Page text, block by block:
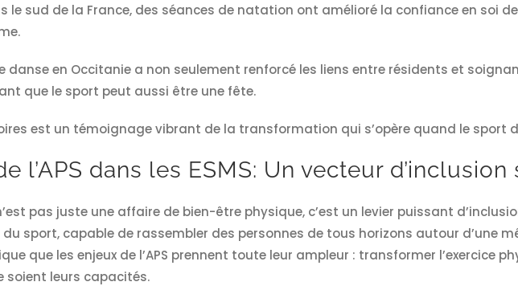
le sud de la France, des séances de natation ont amélioré la confiance en soi
danse en Occitanie a non seulement renforcé les liens entre résidents et
que le sport peut aussi être une fête.
est un témoignage vibrant de la transformation qui s’opère quand le sport
l’APS dans les ESMS: Un vecteur
n’est pas juste une affaire de bien-être physique, c’est un levier puissant
sport, capable de rassembler des personnes de tous horizons autour d’une
que les enjeux de l’APS prennent toute leur ampleur : transformer l’exercice
soient leurs capacités.